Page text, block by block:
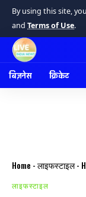
By using this site,
and Terms of Use.
बिज़नेस क्रिकेट
Home -लाइफस्टाइल-
लाइफस्टाइल